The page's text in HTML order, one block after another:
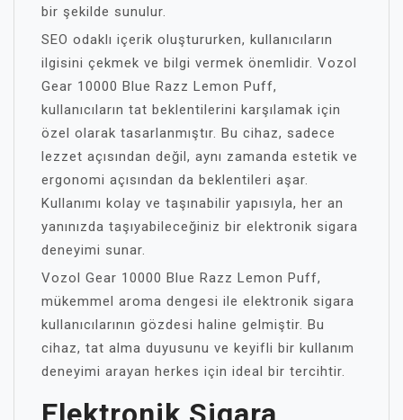
bir şekilde sunulur.
SEO odaklı içerik oluştururken, kullanıcıların
ilgisini çekmek ve bilgi vermek önemlidir. Vozol
Gear 10000 Blue Razz Lemon Puff,
kullanıcıların tat beklentilerini karşılamak için
özel olarak tasarlanmıştır. Bu cihaz, sadece
lezzet açısından değil, aynı zamanda estetik ve
ergonomi açısından da beklentileri aşar.
Kullanımı kolay ve taşınabilir yapısıyla, her an
yanınızda taşıyabileceğiniz bir elektronik sigara
deneyimi sunar.
Vozol Gear 10000 Blue Razz Lemon Puff,
mükemmel aroma dengesi ile elektronik sigara
kullanıcılarının gözdesi haline gelmiştir. Bu
cihaz, tat alma duyusunu ve keyifli bir kullanım
deneyimi arayan herkes için ideal bir tercihtir.